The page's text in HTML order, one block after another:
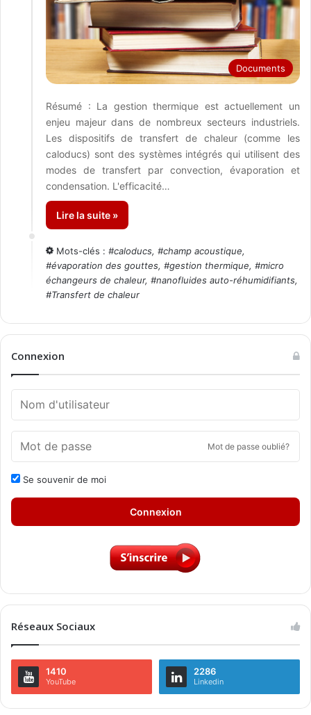
Documents
Résumé : La gestion thermique est actuellement un
enjeu majeur dans de nombreux secteurs industriels.
Les dispositifs de transfert de chaleur (comme les
caloducs) sont des systèmes intégrés qui utilisent des
modes de transfert par convection, évaporation et
condensation. L'efficacité…
Lire la suite »
Mots-clés : #caloducs, #champ acoustique,
#évaporation des gouttes, #gestion thermique, #micro
échangeurs de chaleur, #nanofluides auto-réhumidifiants,
#Transfert de chaleur
Connexion
Mot de passe oublié?
Se souvenir de moi
Connexion
Réseaux Sociaux
1410
YouTube
2286
Linkedin